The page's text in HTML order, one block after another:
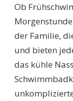
Ob
der Familie,
und bieten
das kühle